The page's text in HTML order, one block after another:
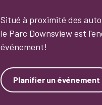
Situé à proximité des
le Parc Downsview est
événement!
Planifier un événement